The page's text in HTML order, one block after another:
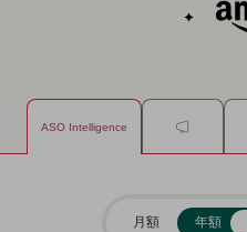
ASO Intelligence
月額 年額